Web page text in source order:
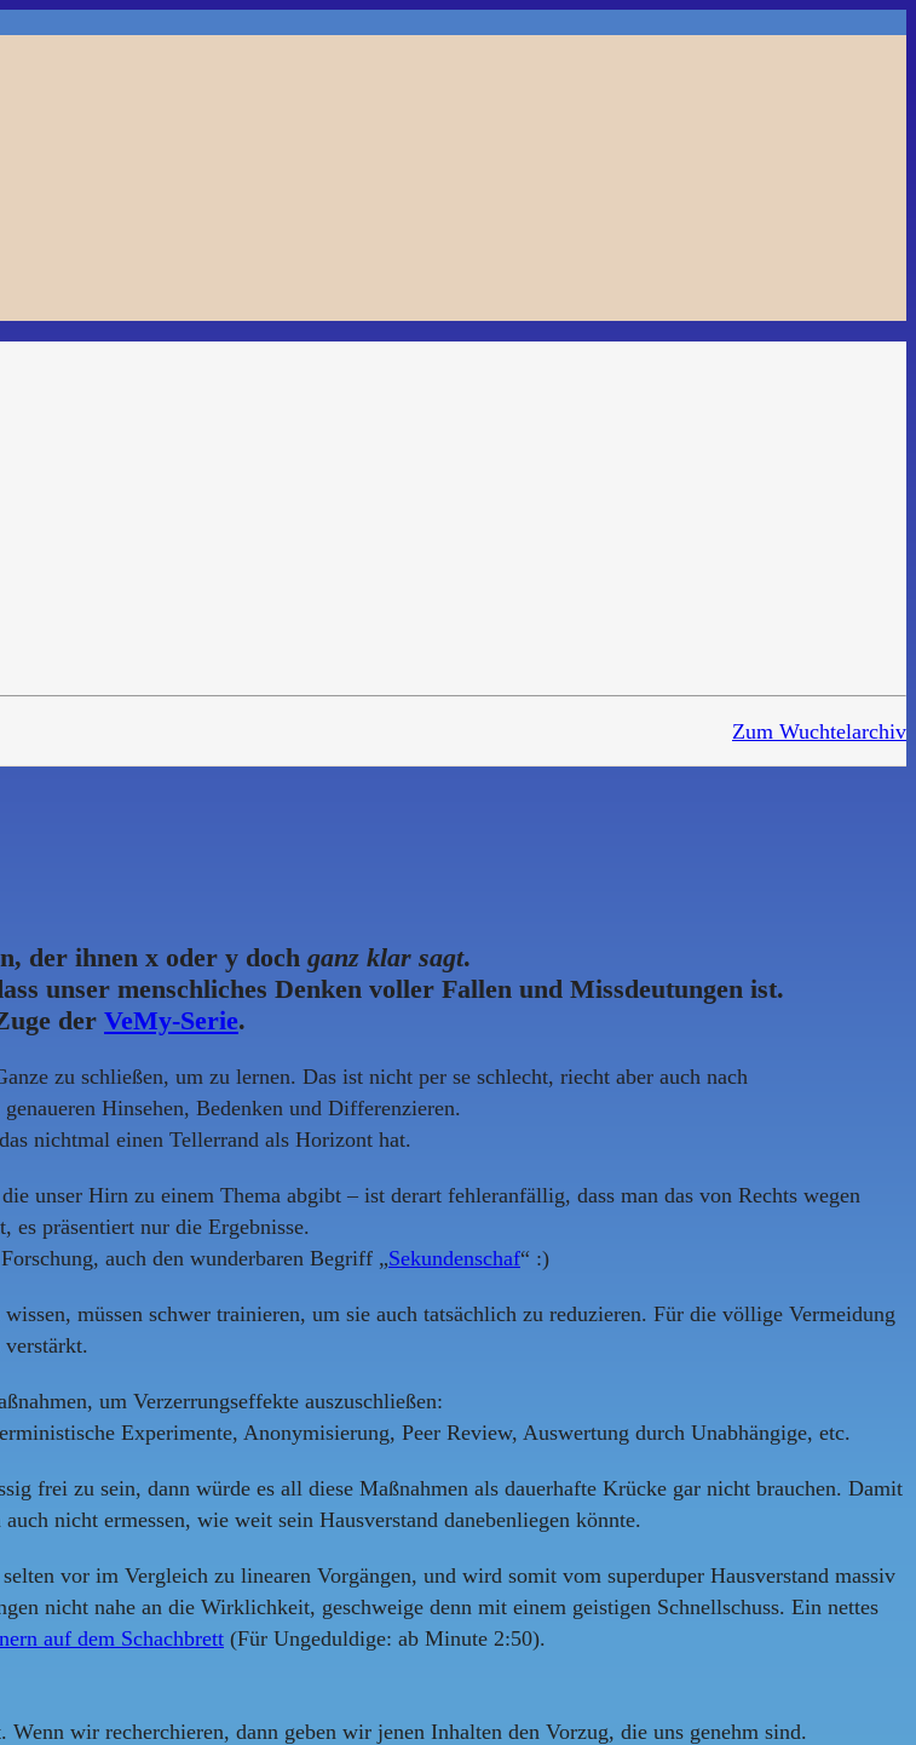
Zum Wuchtelarchiv
der ihnen x oder y doch ganz klar sagt.
unser menschliches Denken voller Fallen und Missdeutungen ist.
der VeMy-Serie.
zu schließen, um zu lernen. Das ist nicht per se schlecht, riecht aber auch nach
Hinsehen, Bedenken und Differenzieren.
nichtmal einen Tellerrand als Horizont hat.
unser Hirn zu einem Thema abgibt – ist derart fehleranfällig, dass man das von Rechts wegen
es präsentiert nur die Ergebnisse.
auch den wunderbaren Begriff „Sekundenschaf“ :)
müssen schwer trainieren, um sie auch tatsächlich zu reduzieren. Für die völlige Vermeidung
um Verzerrungseffekte auszuschließen:
Experimente, Anonymisierung, Peer Review, Auswertung durch Unabhängige, etc.
frei zu sein, dann würde es all diese Maßnahmen als dauerhafte Krücke gar nicht brauchen. Damit
auch nicht ermessen, wie weit sein Hausverstand danebenliegen könnte.
vor im Vergleich zu linearen Vorgängen, und wird somit vom superduper Hausverstand massiv
nicht nahe an die Wirklichkeit, geschweige denn mit einem geistigen Schnellschuss. Ein nettes
auf dem Schachbrett (Für Ungeduldige: ab Minute 2:50).
wir recherchieren, dann geben wir jenen Inhalten den Vorzug, die uns genehm sind.